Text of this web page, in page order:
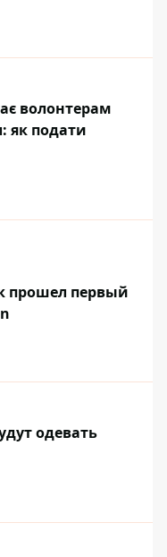
волонтерам
як подати
прошел первый
одевать